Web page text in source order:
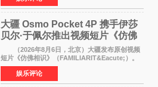
《香港一夜》（Dawn in Ho
大疆 Osmo Pocket 4P 携手伊莎
贝尔·于佩尔推出视频短片《仿佛
相识》
（2026年8月6日，北京）大疆发布原创视频
短片《仿佛相识》（FAMILIARIT&Eacute;）。
视频短片由戛纳国际电影节最佳女演员伊莎贝尔·
于佩尔（Isabelle Huppert）主演，全程使用大
疆首款双主摄口
娱乐评论